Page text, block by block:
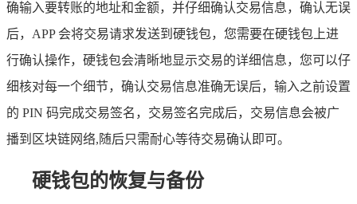
确输入要转账的地址和金额，并仔细确认交易信息，确认无误
后，APP 会将交易请求发送到硬钱包，您需要在硬钱包上进
行确认操作，硬钱包会清晰地显示交易的详细信息，您可以仔
细核对每一个细节，确认交易信息准确无误后，输入之前设置
的 PIN 码完成交易签名，交易签名完成后，交易信息会被广
播到区块链网络,随后只需耐心等待交易确认即可。
硬钱包的恢复与备份